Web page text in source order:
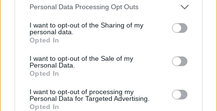
Please note that this website/app uses one or more Google
not limited to your visit or usage behaviour. You may click to
grant or deny consent to Google and its third-party tags to
use your data for below specified purposes in below Google
consent section.
Personal Data Processing Opt Outs
I want to opt-out of the Sharing of my
personal data.
Opted In
I want to opt-out of the Sale of my
Personal Data.
Opted In
I want to opt-out of processing my
Personal Data for Targeted Advertising.
Opted In